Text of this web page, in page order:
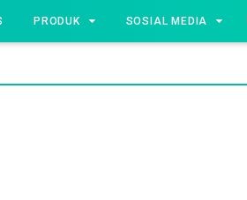
PRODUK SOSIAL MEDIA